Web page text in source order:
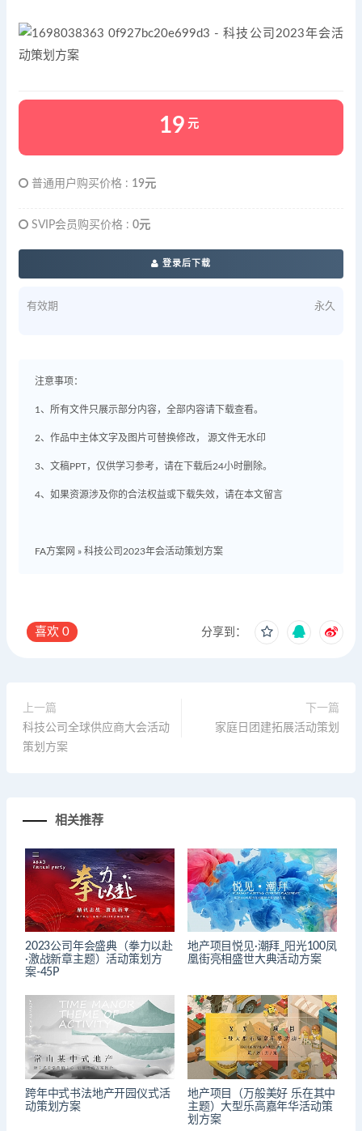
19 元
普通用户购买价格 : 19元
SVIP会员购买价格 : 0元
登录后下载
有效期 永久
注意事项：
1、所有文件只展示部分内容，全部内容请下载查看。
2、作品中主体文字及图片可替换修改， 源文件无水印
3、文稿PPT，仅供学习参考，请在下载后24小时删除。
4、如果资源涉及你的合法权益或下载失效，请在本文留言
FA方案网 » 科技公司2023年会活动策划方案
喜欢 0 分享到：
上一篇
科技公司全球供应商大会活动
策划方案
下一篇
家庭日团建拓展活动策划
相关推荐
2023公司年会盛典（拳力以赴
·激战新章主题）活动策划方
案-45P
地产项目悦见·潮拜_阳光100凤
凰街亮相盛世大典活动方案
跨年中式书法地产开园仪式活
动策划方案
地产项目（万般美好 乐在其中
主题）大型乐高嘉年华活动策
划方案